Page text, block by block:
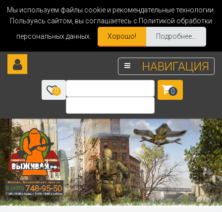
Мы используем файлы cookie и рекомендательные технологии.
Пользуясь сайтом, вы соглашаетесь с Политикой обработки
персональных данных.
Хорошо! Подробнее...
НАВИГАЦИЯ
0 0